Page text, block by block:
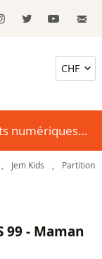
numériques
Jem Kids
Partition
99 - Maman